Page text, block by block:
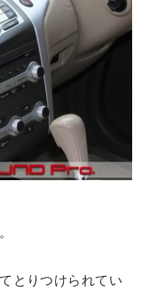
とりつけられてい